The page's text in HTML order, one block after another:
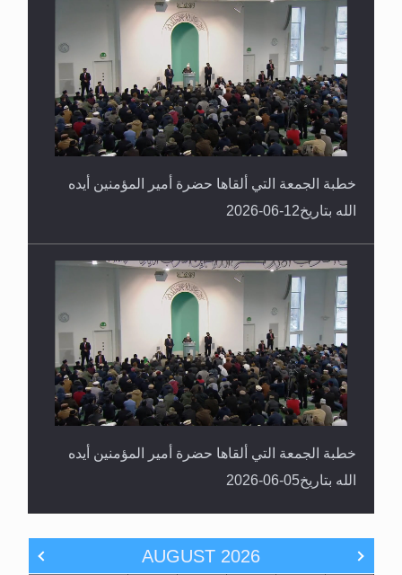
خطبة الجمعة التي ألقاها حضرة أمير المؤمنين أيده
الله بتاريخ12-06-2026
خطبة الجمعة التي ألقاها حضرة أمير المؤمنين أيده
الله بتاريخ05-06-2026
AUGUST 2026